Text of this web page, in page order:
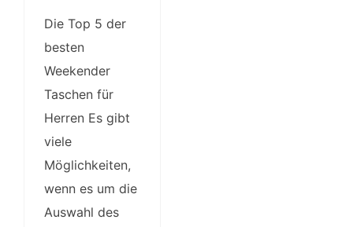
Die Top 5 der
besten
Weekender
Taschen für
Herren Es gibt
viele
Möglichkeiten,
wenn es um die
Auswahl des